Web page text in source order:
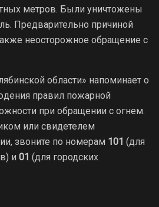
метров. Были уничтожены
Предварительно причиной
неосторожное обращение с
области» напоминает о
правил пожарной
при обращении с огнем.
или свидетелем
звоните по номерам 101 (для
и 01 (для городских